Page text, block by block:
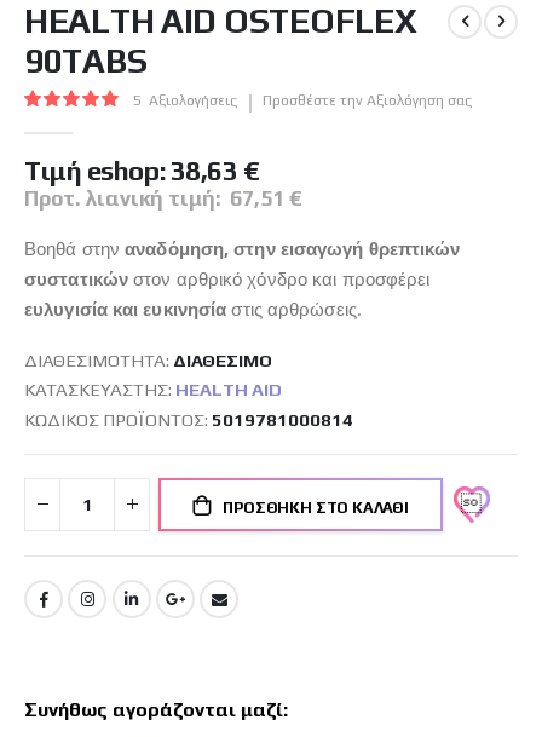
στην
της
συλλογής
HEALTH AID OSTEOFLEX
90TABS
Βαθμολογία:
5 Αξιολογήσεις Προσθέστε την Αξιολόγηση σας
Tιμή eshop:38,63 €
Προτ. λιανική τιμή: 67,51 €
Βοηθά στηναναδόμηση, στην εισαγωγή θρεπτικών
συστατικών στον αρθρικό χόνδρο και προσφέρει
ευλυγισία και ευκινησία στις αρθρώσεις.
ΔΙΑΘΕΣΙΜΌΤΗΤΑ: ΔΙΑΘΈΣΙΜO
ΚΑΤΑΣΚΕΥΑΣΤΉΣ: HEALTH AID
ΚΩΔΙΚΌΣ ΠΡΟΪΌΝΤΟΣ 5019781000814
ΠΡΟΣΘΉΚΗ ΣΤΟ ΚΑΛΆΘΙ
Συνήθως αγοράζονται μαζί: